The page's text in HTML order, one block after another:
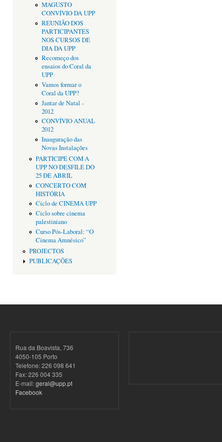
MAGUSTO
CONVÍVIO DA UPP
REUNIÃO DOS
PARTICIPANTES
NOS CURSOS DE
DIA DA UPP
Recomeço dos
ensaios do Coral da
UPP
Vamos formar o
Coral da UPP?
Jantar de Natal -
2012
CONVÍVIO ANUAL
2012
Inauguração das
Novas Instalações
PARTICIPE COM A
UPP NO DESFILE DO
25 DE ABRIL
CONCERTO COM
HISTÓRIA
Ciclo de CINEMA UPP
Ciclo sobre cinema
palestiniano
Curso Pós-Laboral: “O
Cinema Amnésico”
PROJECTOS
PUBLICAÇÕES
Rua da Boavista, 736
4050-105 Porto
Telefone: 226 098 641
Fax: 226 004 335
E-mail:geral@upp.pt
Facebook